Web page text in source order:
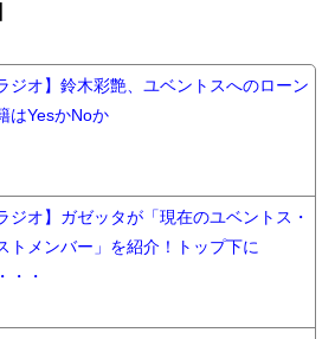
ジオ】鈴木彩艶、ユベントスへのローン
はYesかNoか
ジオ】ガゼッタが「現在のユベントス・
トメンバー」を紹介！トップ下に
・・